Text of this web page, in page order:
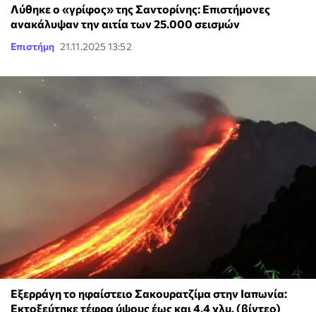
Λύθηκε ο «γρίφος» της Σαντορίνης: Επιστήμονες
ανακάλυψαν την αιτία των 25.000 σεισμών
Επιστήμη 21.11.2025 13:52
Εξερράγη το ηφαίστειο Σακουρατζίμα στην Ιαπωνία:
Εκτοξεύτηκε τέφρα ύψους έως και 4,4 χλμ. (βίντεο)